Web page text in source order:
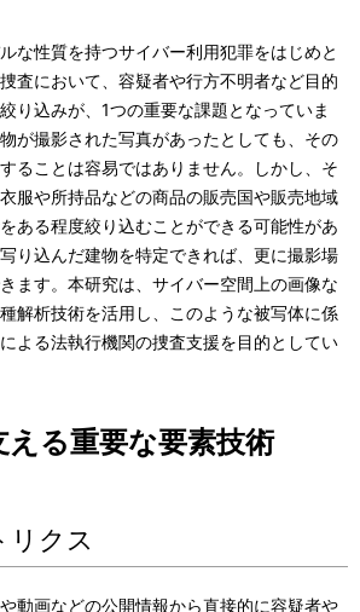
な性質を持つサイバー利用犯罪をはじめと
査において、容疑者や行方不明者など目的
り込みが、1つの重要な課題となっていま
が撮影された写真があったとしても、その
ることは容易ではありません。しかし、そ
服や所持品などの商品の販売国や販売地域
ある程度絞り込むことができる可能性があ
り込んだ建物を特定できれば、更に撮影場
ます。本研究は、サイバー空間上の画像な
解析技術を活用し、このような被写体に係
よる法執行機関の捜査支援を目的としてい
える重要な要素技術
リクス
動画などの公開情報から直接的に容疑者や